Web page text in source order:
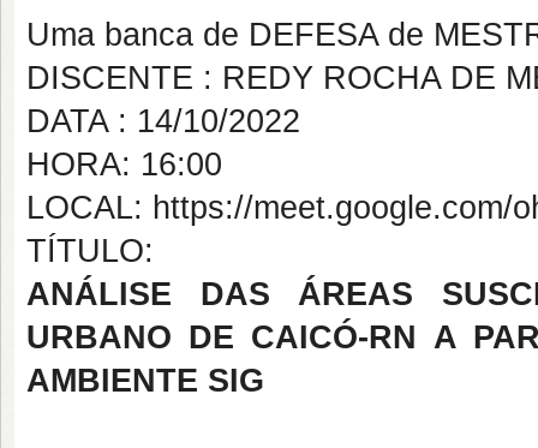
Uma banca de DEFESA de
DISCENTE : REDY ROCHA DE
DATA : 14/10/2022
HORA: 16:00
LOCAL: https://meet.google.com/
TÍTULO:
ANÁLISE DAS ÁREAS
URBANO DE CAICÓ-RN A
AMBIENTE SIG